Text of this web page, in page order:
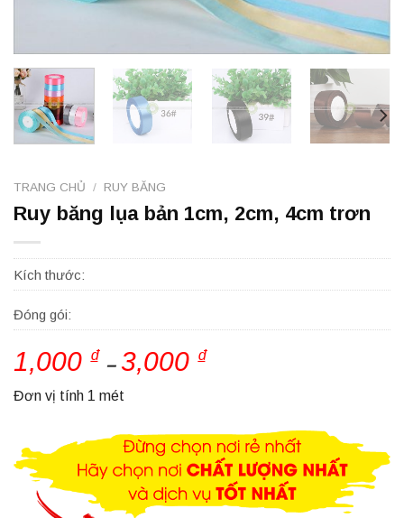
TRANG CHỦ / RUY BĂNG
Ruy băng lụa bản 1cm, 2cm, 4cm trơn
Kích thước:
Đóng gói:
1,000 ₫ – 3,000 ₫Khoảng
đến
3,000 ₫
Đơn vị tính 1 mét